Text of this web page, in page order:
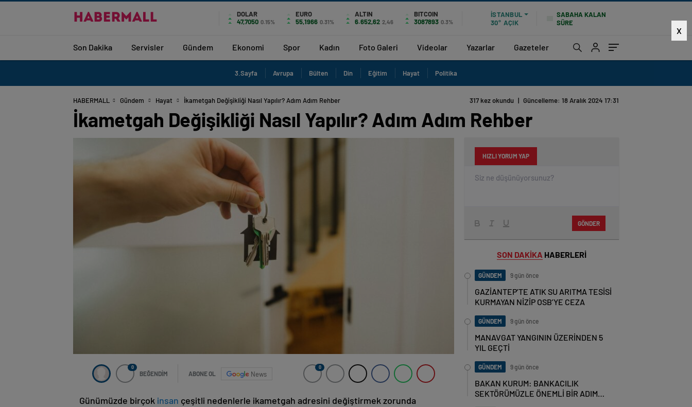
DOLAR
47,7050 0.15%
EURO
55,1966 0.31%
ALTIN
6.652,62 2,46
BITCOIN
3087893 0.3%
İSTANBUL
30° AÇIK
SABAHA KALAN
SÜRE
Son Dakika Servisler Gündem Ekonomi Spor Kadın Foto Galeri Videolar Yazarlar Gazeteler
X
3.Sayfa Avrupa Bülten Din Eğitim Hayat Politika
HABERMALL Gündem Hayat İkametgah Değişikliği Nasıl Yapılır? Adım Adım Rehber 317 kez okundu | Güncelleme: 18 Aralık 2024 17:31
İkametgah Değişikliği Nasıl Yapılır? Adım Adım Rehber
0
BEĞENDİM ABONE OL News
0
Günümüzde birçok insan çeşitli nedenlerle ikametgah adresini değiştirmek zorunda
HIZLI YORUM YAP
GÖNDER
SON DAKİKA HABERLERİ
GÜNDEM 9 gün önce
GAZİANTEP’TE ATIK SU ARITMA TESİSİ
KURMAYAN NİZİP OSB’YE CEZA
GÜNDEM 9 gün önce
MANAVGAT YANGININ ÜZERİNDEN 5
YIL GEÇTİ
GÜNDEM 9 gün önce
BAKAN KURUM: BANKACILIK
SEKTÖRÜMÜZLE ÖNEMLİ BİR ADIM